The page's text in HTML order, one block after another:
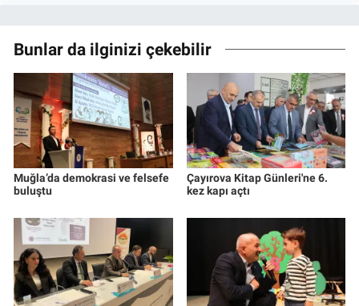
Bunlar da ilginizi çekebilir
Muğla’da demokrasi ve felsefe
buluştu
Çayırova Kitap Günleri'ne 6.
kez kapı açtı